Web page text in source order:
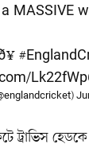
MASSIVE